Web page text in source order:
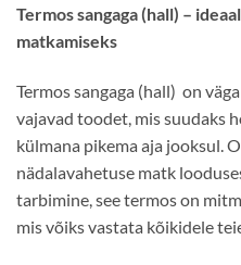
Termos sangaga (hall) –
matkamiseks
Termos sangaga (hall) on
vajavad toodet, mis suudaks
külmana pikema aja jooksul.
nädalavahetuse matk
tarbimine, see termos on
mis võiks vastata kõikidele